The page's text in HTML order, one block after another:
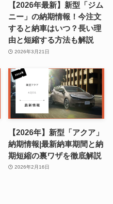
【2026年最新】新型「ジム
ニー」の納期情報！今注文
すると納車はいつ？長い理
由と短縮する方法も解説
2026年3月21日
【2026年】新型「アクア」
納期情報|最新納車期間と納
期短縮の裏ワザを徹底解説
2026年2月16日